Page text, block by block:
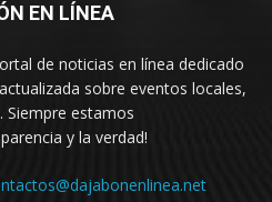
EN LÍNEA
de noticias en línea dedicado
sobre eventos locales,
Siempre estamos
y la verdad!